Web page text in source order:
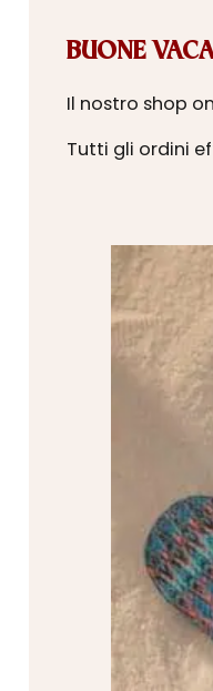
BUONE
Il nostro shop
Tutti gli ordini